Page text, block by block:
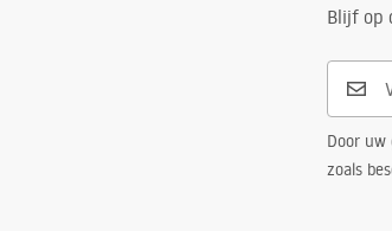
Blijf op
Door
zoals